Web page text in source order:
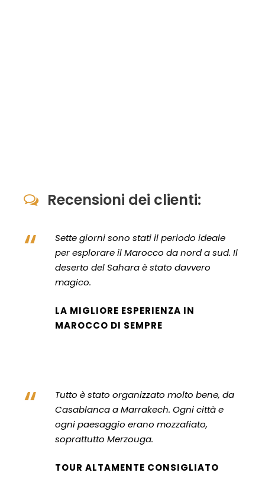
Recensioni dei clienti:
“
Sette giorni sono stati il periodo ideale
per esplorare il Marocco da nord a sud. Il
deserto del Sahara è stato davvero
magico.
LA MIGLIORE ESPERIENZA IN
MAROCCO DI SEMPRE
“
Tutto è stato organizzato molto bene, da
Casablanca a Marrakech. Ogni città e
ogni paesaggio erano mozzafiato,
soprattutto Merzouga.
TOUR ALTAMENTE CONSIGLIATO